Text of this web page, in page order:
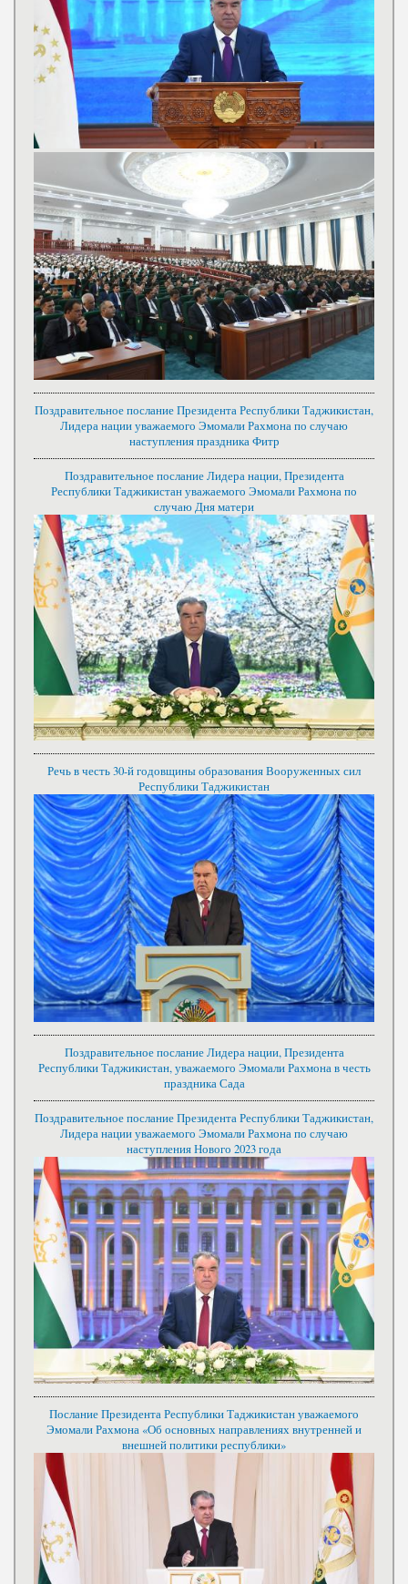
Поздравительное послание Президента Республики Таджикистан,
Лидера нации уважаемого Эмомали Рахмона по случаю
наступления праздника Фитр
Поздравительное послание Лидера нации, Президента
Республики Таджикистан уважаемого Эмомали Рахмона по
случаю Дня матери
Речь в честь 30-й годовщины образования Вооруженных сил
Республики Таджикистан
Поздравительное послание Лидера нации, Президента
Республики Таджикистан, уважаемого Эмомали Рахмона в честь
праздника Сада
Поздравительное послание Президента Республики Таджикистан,
Лидера нации уважаемого Эмомали Рахмона по случаю
наступления Нового 2023 года
Послание Президента Республики Таджикистан уважаемого
Эмомали Рахмона «Об основных направлениях внутренней и
внешней политики республики»